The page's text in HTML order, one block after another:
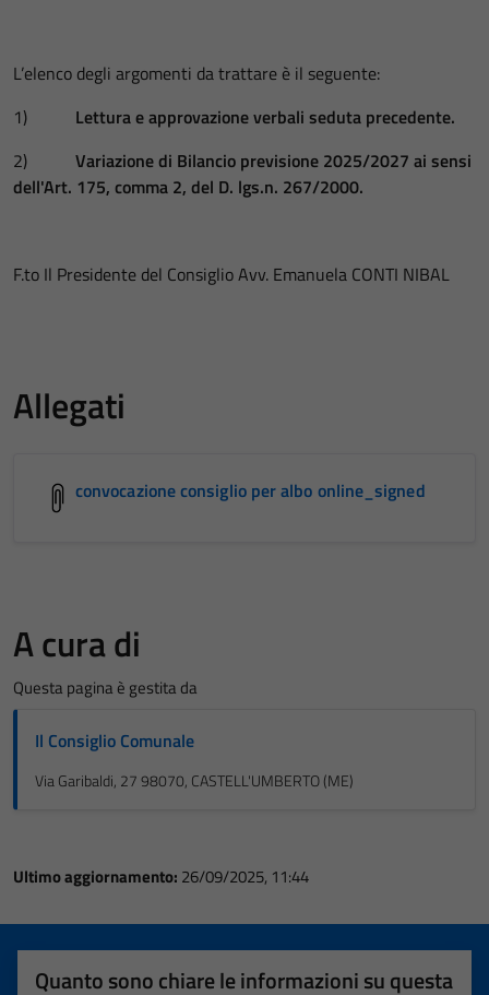
L’elenco degli argomenti da trattare è il seguente:
1) Lettura e approvazione verbali seduta precedente.
2) Variazione di Bilancio previsione 2025/2027 ai sensi
dell'Art. 175, comma 2, del D. lgs.n. 267/2000.
F.to Il Presidente del Consiglio Avv. Emanuela CONTI NIBAL
Allegati
convocazione consiglio per albo online_signed
A cura di
Questa pagina è gestita da
Il Consiglio Comunale
Via Garibaldi, 27 98070, CASTELL'UMBERTO (ME)
Ultimo aggiornamento: 26/09/2025, 11:44
Quanto sono chiare le informazioni su questa